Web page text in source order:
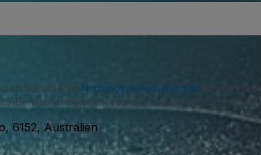
Sie unseren Nutzungsvereinbarungen zu und
Benachrichtigungen von uns und können sich
6152, Australien